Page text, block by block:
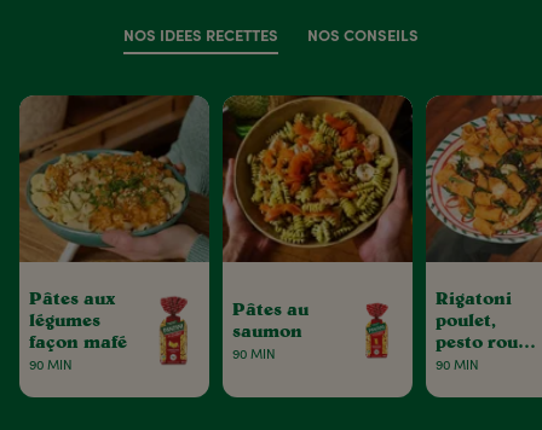
NOS IDÉES RECETTES NOS CONSEILS
Pâtes aux
légumes
façon mafé
90 MIN
Pâtes au
saumon
90 MIN
Rigatoni
poulet,
pesto rouge
& tomates
90 MIN